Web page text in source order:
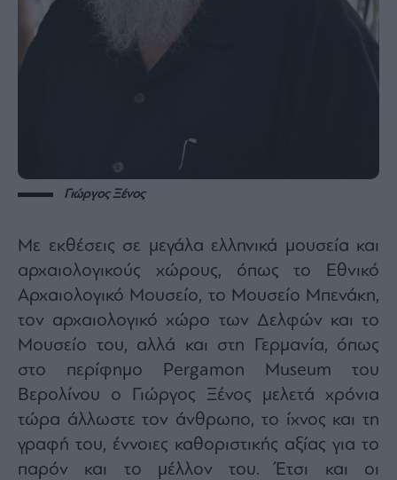
Γιώργος Ξένος
Με εκθέσεις σε μεγάλα ελληνικά μουσεία και
αρχαιολογικούς χώρους, όπως το Εθνικό
Αρχαιολογικό Μουσείο, το Μουσείο Μπενάκη,
τον αρχαιολογικό χώρο των Δελφών και το
Μουσείο του, αλλά και στη Γερμανία, όπως
στο περίφημο Pergamon Museum του
Βερολίνου ο Γιώργος Ξένος μελετά χρόνια
τώρα άλλωστε τον άνθρωπο, το ίχνος και τη
γραφή του, έννοιες καθοριστικής αξίας για το
παρόν και το μέλλον του. Έτσι και οι